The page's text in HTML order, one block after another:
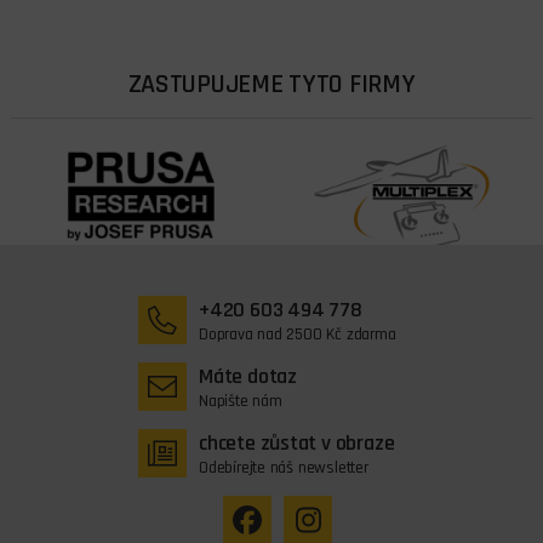
ZASTUPUJEME TYTO FIRMY
+420 603 494 778
Doprava nad 2500 Kč zdarma
Máte dotaz
Napište nám
chcete zůstat v obraze
Odebírejte náš newsletter